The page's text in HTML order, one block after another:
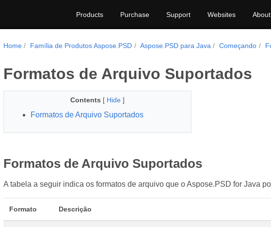
Products Purchase Support Websites About
Home Família de Produtos Aspose.PSD Aspose.PSD para Java Começando
Formatos de Arquivo Suportados
Contents [ Hide ]
Formatos de Arquivo Suportados
Formatos de Arquivo Suportados
A tabela a seguir indica os formatos de arquivo que o Aspose.PSD for Java
Formato Descrição